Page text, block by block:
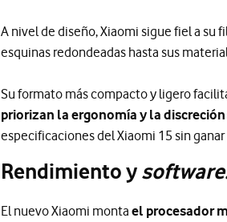
A nivel de diseño, Xiaomi sigue fiel a su
esquinas redondeadas hasta sus
Su formato más compacto y ligero
priorizan la ergonomía y la
especificaciones del Xiaomi 15 sin
Rendimiento y
El nuevo Xiaomi monta el procesador